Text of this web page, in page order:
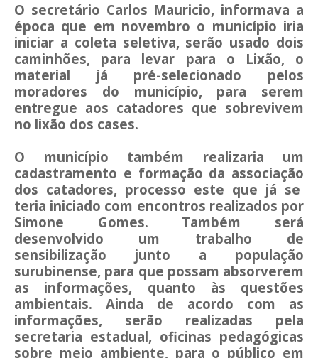
O secretário Carlos Mauricio, informava a
época que em novembro o município iria
iniciar a coleta seletiva, serão usado dois
caminhões, para levar para o Lixão, o
material já pré-selecionado pelos
moradores do município, para serem
entregue aos catadores que sobrevivem
no lixão dos cases.
O município também realizaria um
cadastramento e formação da associação
dos catadores, processo este que já se
teria iniciado com encontros realizados por
Simone Gomes. Também será
desenvolvido um trabalho de
sensibilização junto a população
surubinense, para que possam absorverem
as informações, quanto às questões
ambientais. Ainda de acordo com as
informações, serão realizadas pela
secretaria estadual, oficinas pedagógicas
sobre meio ambiente, para o público em